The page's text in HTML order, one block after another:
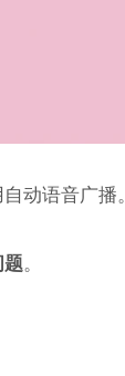
动语音广播。
题。